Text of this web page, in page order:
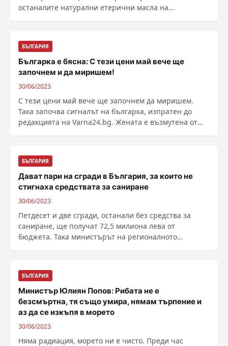
останалите натурални етерични масла на
БЪЛГАРИЯ
Българка е бясна: С тези цени май вече ще
започнем и да миришем!
30/06/2023
С тези цени май вече ще започнем да миришем.
Така започва сигналът на българка, изпратен до
редакцията на Varna24.bg. Жената е възмутена от
БЪЛГАРИЯ
Дават пари на сгради в България, за които не
стигнаха средствата за саниране
30/06/2023
Петдесет и две сгради, останали без средства за
саниране, ще получат 72,5 милиона лева от
бюджета. Така министърът на регионалното
БЪЛГАРИЯ
Министър Юлиян Попов: Рибата не е
безсмъртна, тя също умира, нямам търпение и
аз да се изкъпя в морето
30/06/2023
Няма радиация, морето ни е чисто. Преди час